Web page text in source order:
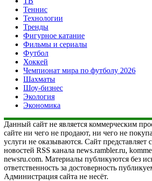
Теннис
Технологии
Тренды
Фигурное катание
Фильмы и сериалы
Футбол
Хоккей
Чемпионат мира по футболу 2026
Шахматы
Шоу-бизнес
Экология
Экономика
Данный сайт не является коммерческим
сайте ни чего не продают, ни чего не
услуги не оказываются. Сайт представляет
новостей RSS канала news.rambler.ru,
newsru.com. Материалы публикуются без
ответственность за достоверность
Администрация сайта не несёт.